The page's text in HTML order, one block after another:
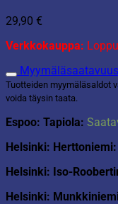
29,90 €
Verkkokauppa: Loppu
Myymäläsaatavuus
Tuotteiden myymäläsaldot
voida täysin taata.
Espoo: Tapiola:
Helsinki: Herttoniemi:
Helsinki: Iso-
Helsinki: